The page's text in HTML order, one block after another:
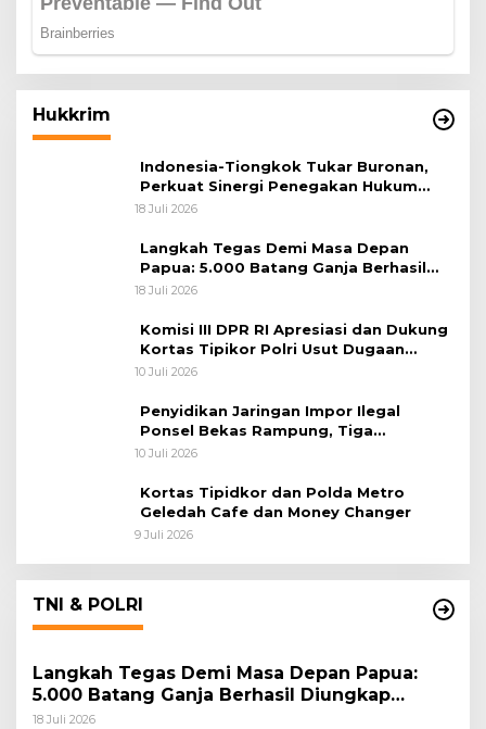
Hukkrim
Indonesia-Tiongkok Tukar Buronan,
Perkuat Sinergi Penegakan Hukum
Lintas Negara
18 Juli 2026
Langkah Tegas Demi Masa Depan
Papua: 5.000 Batang Ganja Berhasil
Diungkap Koops TNI Habema
18 Juli 2026
Komisi III DPR RI Apresiasi dan Dukung
Kortas Tipikor Polri Usut Dugaan
Korupsi Batu Bara
10 Juli 2026
Penyidikan Jaringan Impor Ilegal
Ponsel Bekas Rampung, Tiga
Tersangka Sudah P-21 dan Satu Buron
10 Juli 2026
Kortas Tipidkor dan Polda Metro
Geledah Cafe dan Money Changer
9 Juli 2026
TNI & POLRI
Langkah Tegas Demi Masa Depan Papua:
5.000 Batang Ganja Berhasil Diungkap
Koops TNI Habema
18 Juli 2026